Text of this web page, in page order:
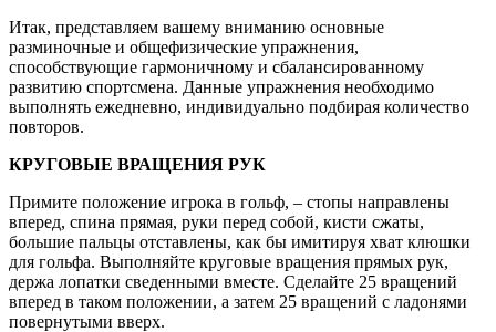
Итак, представляем вашему вниманию основные
разминочные и общефизические упражнения,
способствующие гармоничному и сбалансированному
развитию спортсмена. Данные упражнения необходимо
выполнять ежедневно, индивидуально подбирая количество
повторов.
КРУГОВЫЕ ВРАЩЕНИЯ РУК
Примите положение игрока в гольф, – стопы направлены
вперед, спина прямая, руки перед собой, кисти сжаты,
большие пальцы отставлены, как бы имитируя хват клюшки
для гольфа. Выполняйте круговые вращения прямых рук,
держа лопатки сведенными вместе. Сделайте 25 вращений
вперед в таком положении, а затем 25 вращений с ладонями
повернутыми вверх.